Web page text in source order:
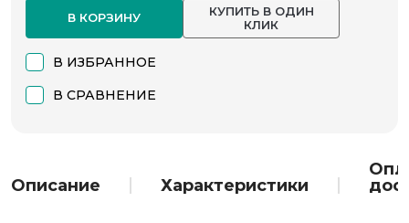
В КОРЗИНУ
КУПИТЬ В ОДИН
КЛИК
В ИЗБРАННОЕ
В СРАВНЕНИЕ
Описание Характеристики